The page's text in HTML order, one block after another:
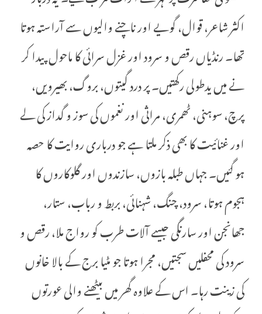
اکثر شاعر، قوال، گویے اور ناچنے والیوں سے آراستہ ہوتا
تھا۔ رنڈیاں رقص و سرود اور غزل سرائی کا ماحول پیدا کر
نے میں یدطولی رکھتیں۔ پر درد گیتوں، بروگ، بھیرویں،
پرچ، سوہنی، ٹھمری، مراثی اور نغموں کی سوز و گداز کی لے
اور غنائیت کا بھی ذکر ملتا ہے جو درباری روایت کا حصہ
ہو گئیں۔ جہاں طبلہ بازوں، سازندوں اور گلوکاروں کا
ہجوم ہوتا، سرود، چنگ، شہنائی، بربط و رباب، ستار،
جھانجن اور سارنگی جیسے آلات طرب کو رواج ملا، رقص و
سرود کی محفلیں سجتیں، مجرا ہوتا جو مٹیا برج کے بالا خانوں
کی زینت رہا۔ اس کے علاوہ گھر میں بیٹھنے والی عورتوں